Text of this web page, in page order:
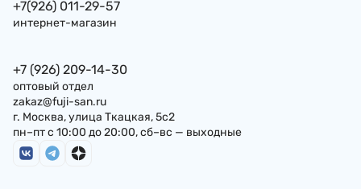
+7(926) 011-29-57
интернет-магазин
+7 (926) 209-14-30
оптовый отдел
zakaz@fuji-san.ru
г. Москва, улица Ткацкая, 5с2
пн–пт с 10:00 до 20:00, сб–вс — выходные